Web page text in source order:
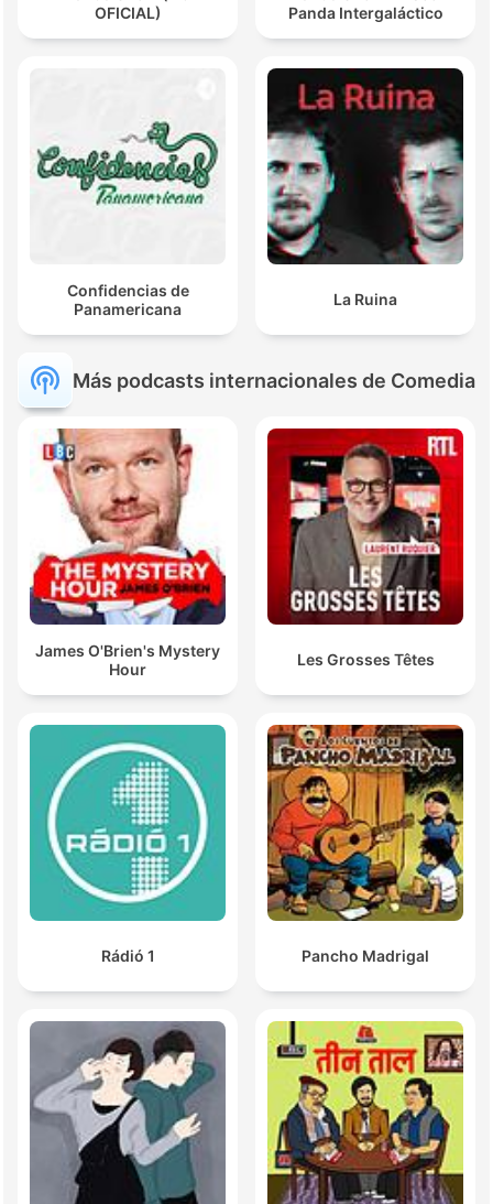
OFICIAL)
Panda Intergaláctico
Confidencias de
Panamericana
La Ruina
Más podcasts internacionales de Comedia
James O'Brien's Mystery
Hour
Les Grosses Têtes
Rádió 1 Pancho Madrigal